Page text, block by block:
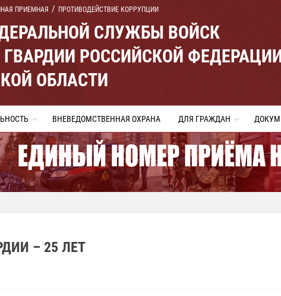
ПРИЕМНАЯ ПРОТИВОДЕЙСТВИЕ КОРРУПЦИИ
СЛУЖБЫ ВОЙСК
РОССИЙСКОЙ
ОБЛАСТИ
ВНЕВЕДОМСТВЕННАЯ ОХРАНА ДЛЯ ГРАЖДАН
– 25 ЛЕТ